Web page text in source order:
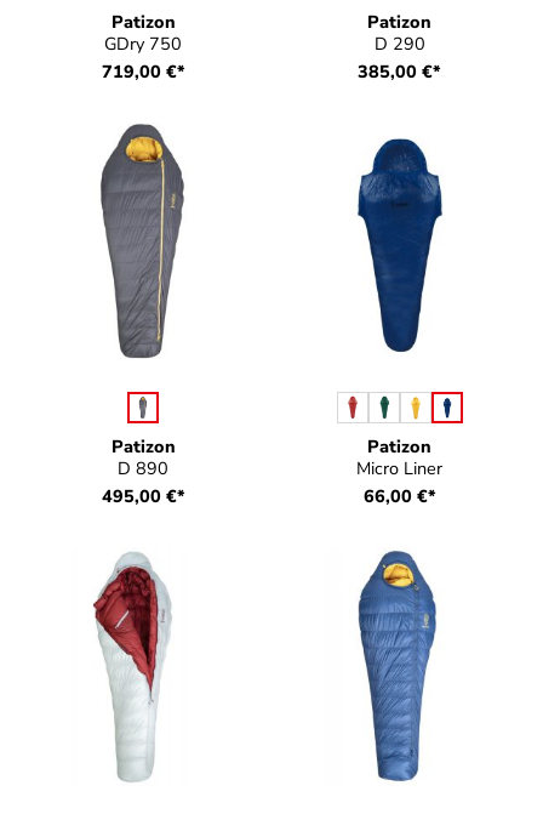
Patizon
GDry 750
719,00 €*
Patizon
D 290
385,00 €*
Patizon
D 890
Farbe
495,00 €*
Patizon
Micro Liner
Farbe auswählen
66,00 €*